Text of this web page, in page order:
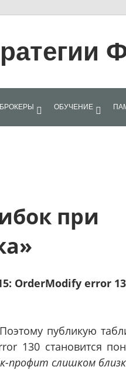
БРОКЕРЫ ОБУЧЕНИЕ
при
OrderModify error
публикую
130 становится
профит слишком